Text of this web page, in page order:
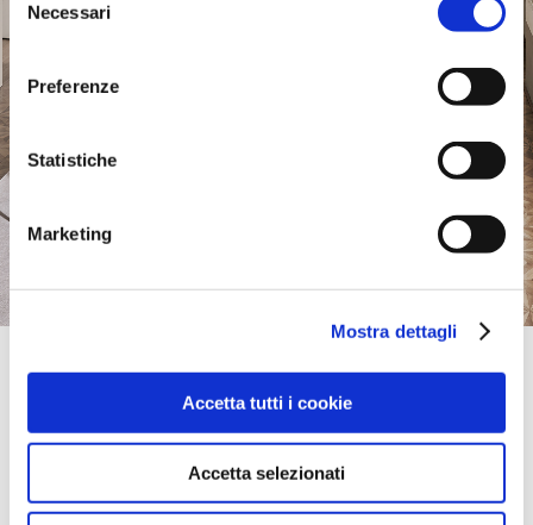
del
consenso
Necessari
Preferenze
Statistiche
Marketing
Mostra dettagli
Accetta tutti i cookie
Accetta selezionati
410 W. GRAND AVE.,
60654, CHICAGO, IL, Stati Uniti
portami qui